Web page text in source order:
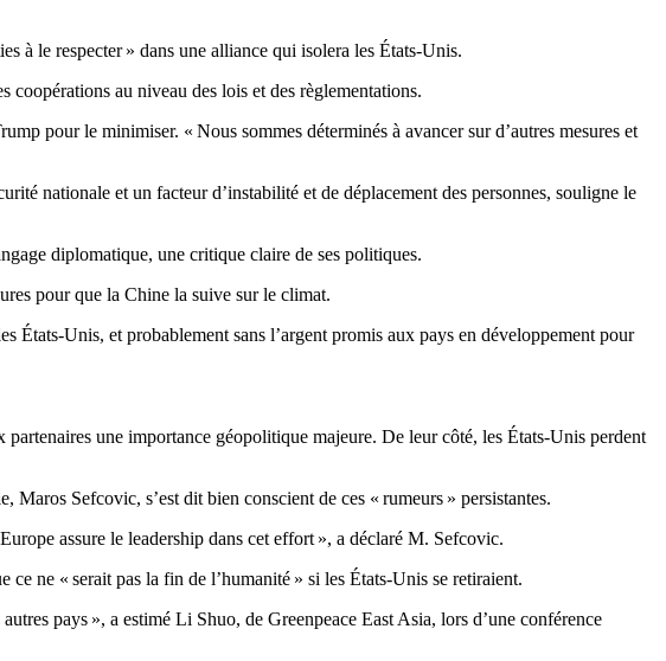
à le respecter » dans une alliance qui isolera les États-Unis.
au niveau des lois et des règlementations.
pour le minimiser. « Nous sommes déterminés à avancer sur d’autres mesures et
nationale et un facteur d’instabilité et de déplacement des personnes, souligne le
diplomatique, une critique claire de ses politiques.
pour que la Chine la suive sur le climat.
États-Unis, et probablement sans l’argent promis aux pays en développement pour
une importance géopolitique majeure. De leur côté, les États-Unis perdent
Sefcovic, s’est dit bien conscient de ces « rumeurs » persistantes.
assure le leadership dans cet effort », a déclaré M. Sefcovic.
ne « serait pas la fin de l’humanité » si les États-Unis se retiraient.
pays », a estimé Li Shuo, de Greenpeace East Asia, lors d’une conférence